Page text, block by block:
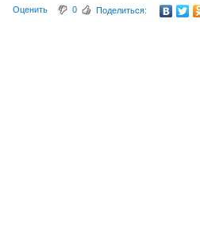
Оценить 0 Поделиться: